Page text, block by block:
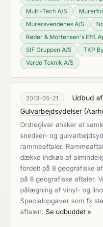
Multi-Tech A/S
Murersvendenes A/S
Røder & Mortensen's Eftf.
SIF Gruppen A/S
TKP
Verdo Teknik A/S
2013-05-21
Udbud
Gulvarbejdsydelser (
Ordregiver ønsker at
snedker- og
rammeaftaler.
dække indkøb af
fordelt på 8 geografiske
på 8 geografiske aftaler.
pålægning af vinyl- og
Specialopgaver som fx
aftalen. Se udbuddet »